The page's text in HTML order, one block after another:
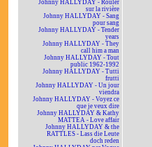
Johnny HALLYDAY - Rouler
sur la rivière
Johnny HALLYDAY - Sang
pour sang
Johnny HALLYDAY - Tender
years
Johnny HALLYDAY - They
call him a man
Johnny HALLYDAY - Tout
public 1962-1992
Johnny HALLYDAY - Tutti
frutti
Johnny HALLYDAY - Un jour
viendra
Johnny HALLYDAY - Voyez ce
que je veux dire
Johnny HALLYDAY & Kathy
MATTEA - Love affair
Johnny HALLYDAY & the
RATTLES - Lass die Leute
doch reden